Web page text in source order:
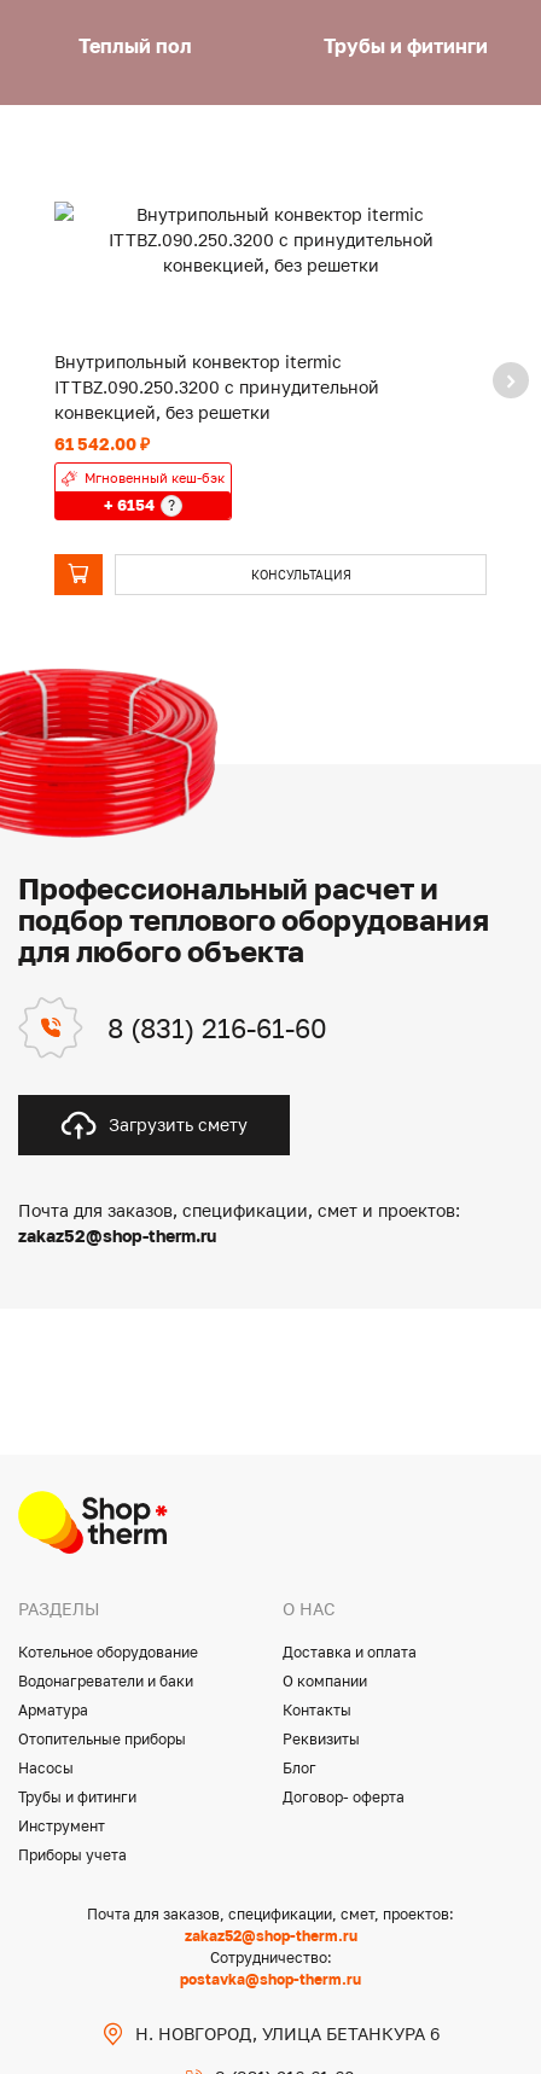
Теплый пол Трубы и фитинги
Внутрипольный конвектор itermic
ITTBZ.090.250.3200 с принудительной
конвекцией, без решетки
61 542.00 ₽
Мгновенный кеш-бэк
+ 6154 ?
КОНСУЛЬТАЦИЯ
Профессиональный расчет и
подбор теплового оборудования
для любого объекта
8 (831) 216-61-60
Загрузить смету
Почта для заказов, спецификации, смет и проектов:
zakaz52@shop-therm.ru
РАЗДЕЛЫ
Котельное оборудование
Водонагреватели и баки
Арматура
Отопительные приборы
Насосы
Трубы и фитинги
Инструмент
Приборы учета
О НАС
Доставка и оплата
О компании
Контакты
Реквизиты
Блог
Договор- оферта
Почта для заказов, спецификации, смет, проектов:
zakaz52@shop-therm.ru
Сотрудничество:
postavka@shop-therm.ru
Н. НОВГОРОД, УЛИЦА БЕТАНКУРА 6